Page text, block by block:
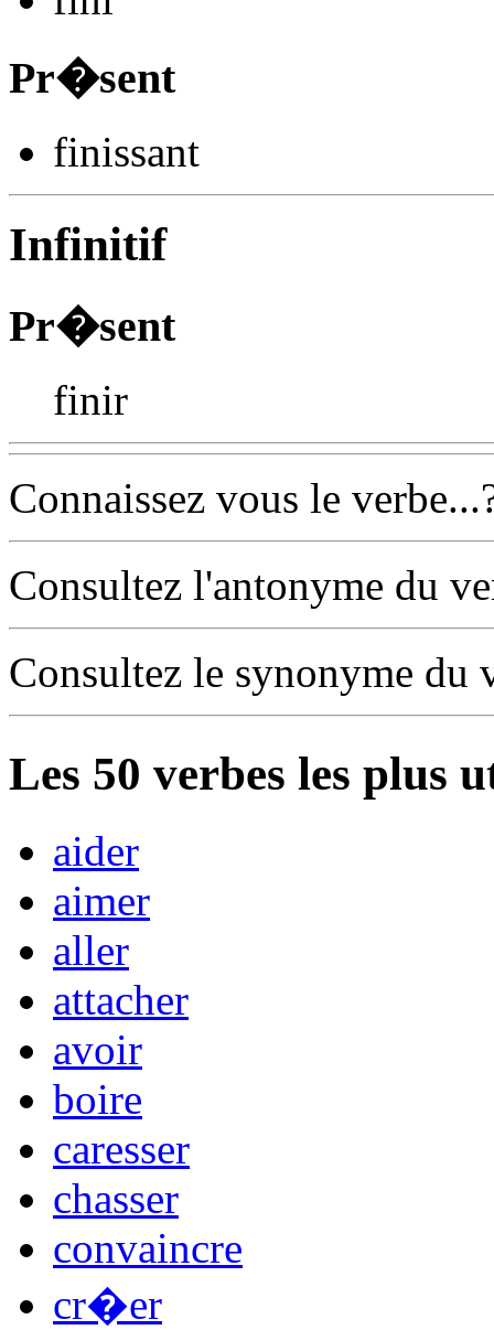
Pr�sent
finissant
Infinitif
Pr�sent
finir
Connaissez vous le
Consultez l'antonyme du
Consultez le synonyme du
Les 50 verbes les plus
aider
aimer
aller
attacher
avoir
boire
caresser
chasser
convaincre
cr�er